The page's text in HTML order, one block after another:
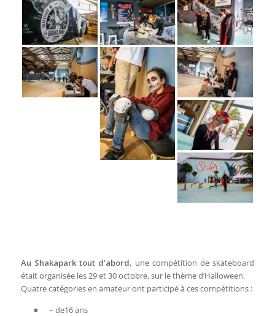
Au Shakapark tout d’abord, une compétition de skateboard
était organisée les 29 et 30 octobre, sur le thème d’Halloween.
Quatre catégories en amateur ont participé à ces compétitions :
– de16 ans